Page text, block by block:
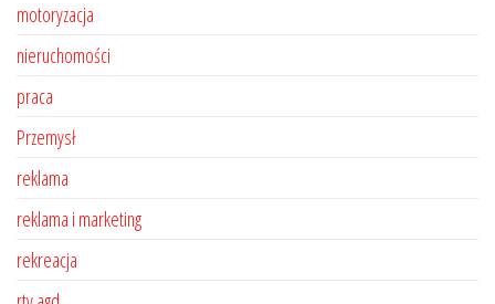
motoryzacja
nieruchomości
praca
Przemysł
reklama
reklama i marketing
rekreacja